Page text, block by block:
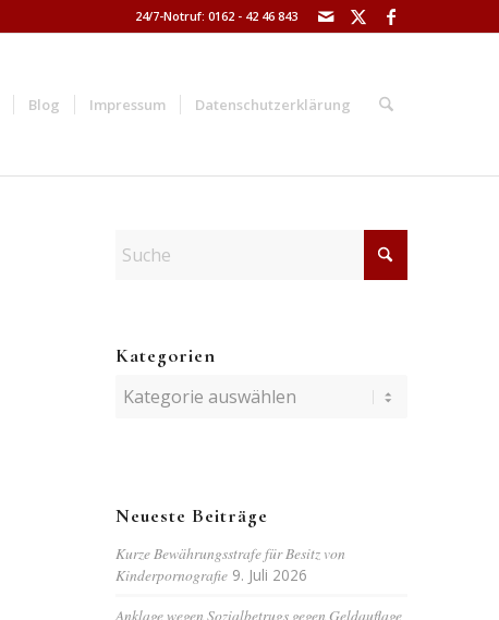
24/7-Notruf: 0162 - 42 46 843
Blog Impressum Datenschutzerklärung
Kategorien
Kategorien
Neueste Beiträge
Kurze Bewährungsstrafe für Besitz von
Kinderpornografie 9. Juli 2026
Anklage wegen Sozialbetrugs gegen Geldauflage